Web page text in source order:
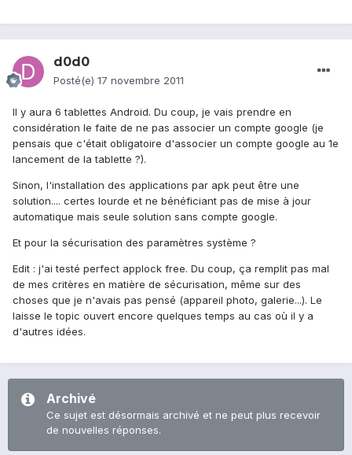
d0d0
Posté(e) 17 novembre 2011
Il y aura 6 tablettes Android. Du coup, je vais prendre en
considération le faite de ne pas associer un compte google (je
pensais que c'était obligatoire d'associer un compte google au 1e
lancement de la tablette ?).
Sinon, l'installation des applications par apk peut être une
solution.... certes lourde et ne bénéficiant pas de mise à jour
automatique mais seule solution sans compte google.
Et pour la sécurisation des paramètres système ?
Edit : j'ai testé perfect applock free. Du coup, ça remplit pas mal
de mes critères en matière de sécurisation, même sur des
choses que je n'avais pas pensé (appareil photo, galerie...). Le
laisse le topic ouvert encore quelques temps au cas où il y a
d'autres idées.
Archivé
Ce sujet est désormais archivé et ne peut plus recevoir
de nouvelles réponses.